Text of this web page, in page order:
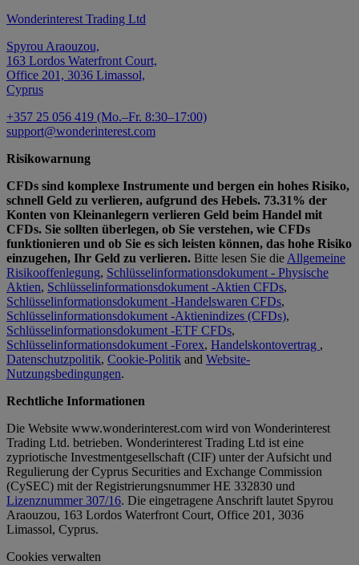
Wonderinterest Trading Ltd
Spyrou Araouzou,
163 Lordos Waterfront Court,
Office 201, 3036 Limassol,
Cyprus
+357 25 056 419 (Mo.–Fr. 8:30–17:00)
support@wonderinterest.com
Risikowarnung
CFDs sind komplexe Instrumente und bergen ein hohes Risiko,
schnell Geld zu verlieren, aufgrund des Hebels. 73.31% der
Konten von Kleinanlegern verlieren Geld beim Handel mit
CFDs. Sie sollten überlegen, ob Sie verstehen, wie CFDs
funktionieren und ob Sie es sich leisten können, das hohe Risiko
einzugehen, Ihr Geld zu verlieren. Bitte lesen Sie die Allgemeine
Risikooffenlegung, Schlüsselinformationsdokument - Physische
Aktien, Schlüsselinformationsdokument -Aktien CFDs,
Schlüsselinformationsdokument -Handelswaren CFDs,
Schlüsselinformationsdokument -Aktienindizes (CFDs),
Schlüsselinformationsdokument -ETF CFDs,
Schlüsselinformationsdokument -Forex, Handelskontovertrag ,
Datenschutzpolitik, Cookie-Politik and Website-
Nutzungsbedingungen.
Rechtliche Informationen
Die Website www.wonderinterest.com wird von Wonderinterest
Trading Ltd. betrieben. Wonderinterest Trading Ltd ist eine
zypriotische Investmentgesellschaft (CIF) unter der Aufsicht und
Regulierung der Cyprus Securities and Exchange Commission
(CySEC) mit der Registrierungsnummer HE 332830 und
Lizenznummer 307/16. Die eingetragene Anschrift lautet Spyrou
Araouzou, 163 Lordos Waterfront Court, Office 201, 3036
Limassol, Cyprus.
Cookies verwalten